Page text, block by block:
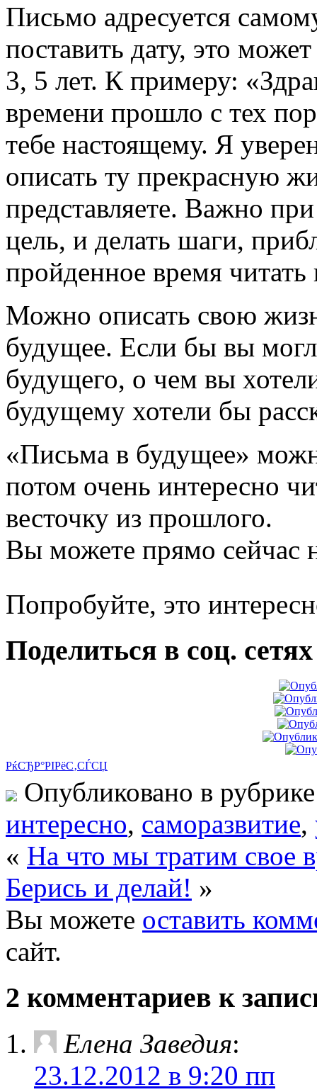
Письмо адресуется
поставить дату, это
3, 5 лет. К примеру:
времени прошло с тех
тебе настоящему. Я
описать ту прекрасную
представляете. Важно
цель, и делать шаги,
пройденное время
Можно описать свою
будущее. Если бы вы
будущего, о чем вы
будущему хотели бы
«Письма в будущее»
потом очень интересно
весточку из прошлого.
Вы можете прямо сейчас
Попробуйте, это
Поделиться в соц. сетях
РќСЂР°РІРёС‚СЃСЏ
Опубликовано в
интересно, саморазвитие,
« На что мы тратим свое
Берись и делай! »
Вы можете оставить
сайт.
2 комментариев к
Елена Заведия:
23.12.2012 в 9:20 пп